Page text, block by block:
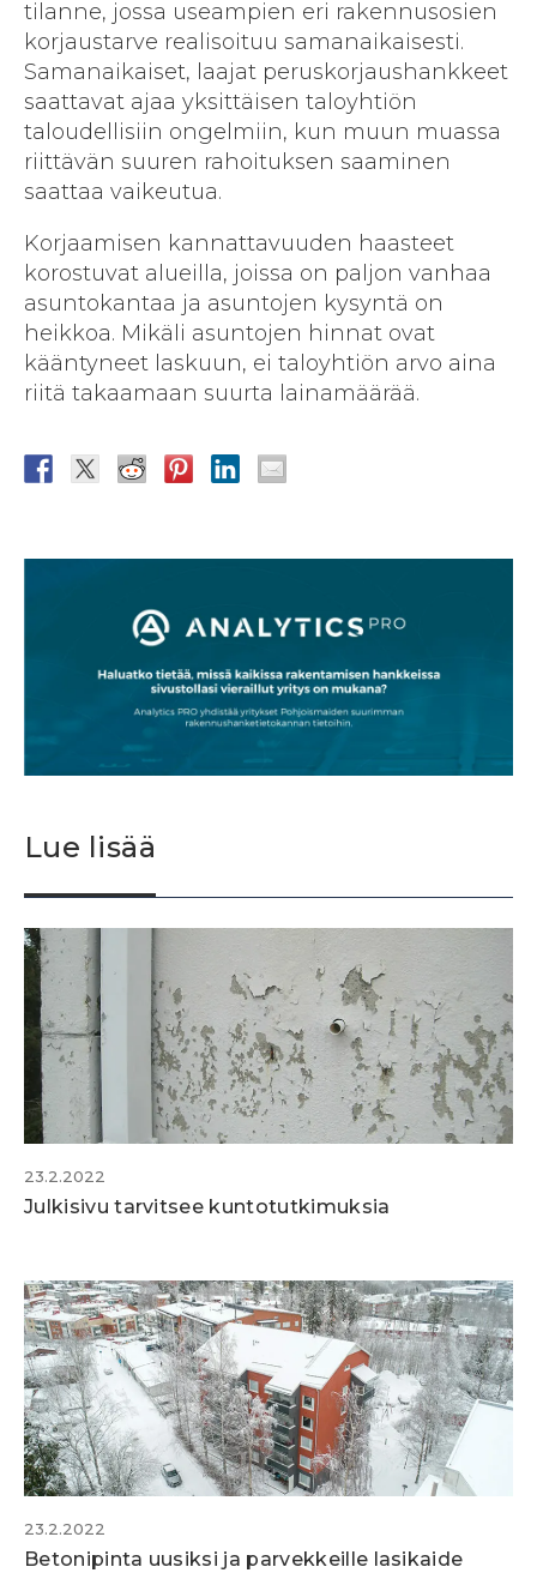
tilanne, jossa useampien eri rakennusosien
korjaustarve realisoituu samanaikaisesti.
Samanaikaiset, laajat peruskorjaushankkeet
saattavat ajaa yksittäisen taloyhtiön
taloudellisiin ongelmiin, kun muun muassa
riittävän suuren rahoituksen saaminen
saattaa vaikeutua.
Korjaamisen kannattavuuden haasteet
korostuvat alueilla, joissa on paljon vanhaa
asuntokantaa ja asuntojen kysyntä on
heikkoa. Mikäli asuntojen hinnat ovat
kääntyneet laskuun, ei taloyhtiön arvo aina
riitä takaamaan suurta laina­määrää.
Lue lisää
23.2.2022
Julkisivu tarvitsee kuntotutkimuksia
23.2.2022
Betonipinta uusiksi ja parvekkeille lasikaide